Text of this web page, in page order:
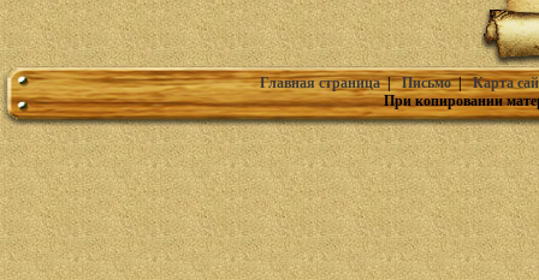
Главная страница|Письмо|Карта
При копировании